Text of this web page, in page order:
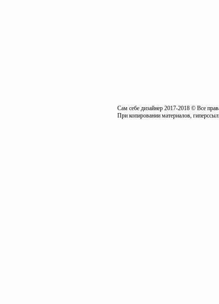
Сам себе дизайнер 2017-2018 © Все
При копировании материалов,